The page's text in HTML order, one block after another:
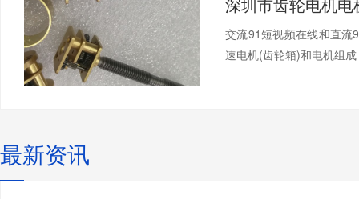
交流91短视频在线和直流
速电机(齿轮箱)和电机组
最新资讯